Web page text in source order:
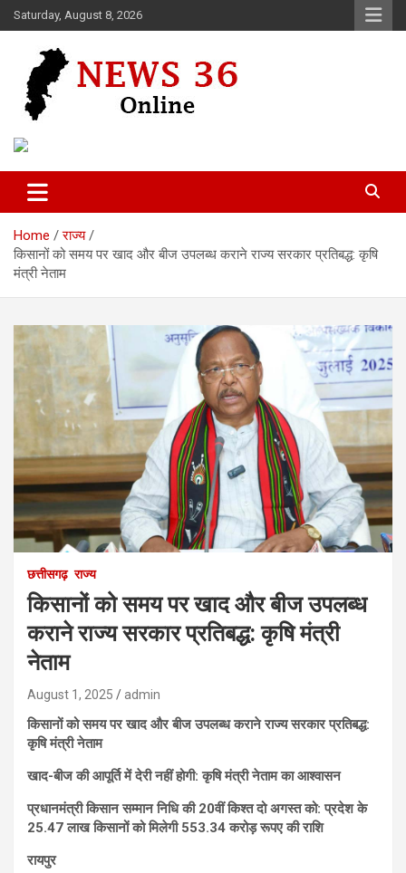
Skip
to
Saturday, August 8, 2026
News 36
Home
राज्य
किसानों को समय पर खाद और बीज उपलब्ध कराने राज्य सरकार प्रतिबद्ध: कृषि
मंत्री नेताम
छत्तीसगढ़ राज्य
किसानों को समय पर खाद और बीज उपलब्ध
कराने राज्य सरकार प्रतिबद्ध: कृषि मंत्री
नेताम
August 1, 2025 admin
किसानों को समय पर खाद और बीज उपलब्ध कराने राज्य सरकार प्रतिबद्ध:
कृषि मंत्री नेताम
खाद-बीज की आपूर्ति में देरी नहीं होगी: कृषि मंत्री नेताम का आश्वासन
प्रधानमंत्री किसान सम्मान निधि की 20वीं किश्त दो अगस्त को: प्रदेश के
25.47 लाख किसानों को मिलेगी 553.34 करोड़ रूपए की राशि
रायपुर